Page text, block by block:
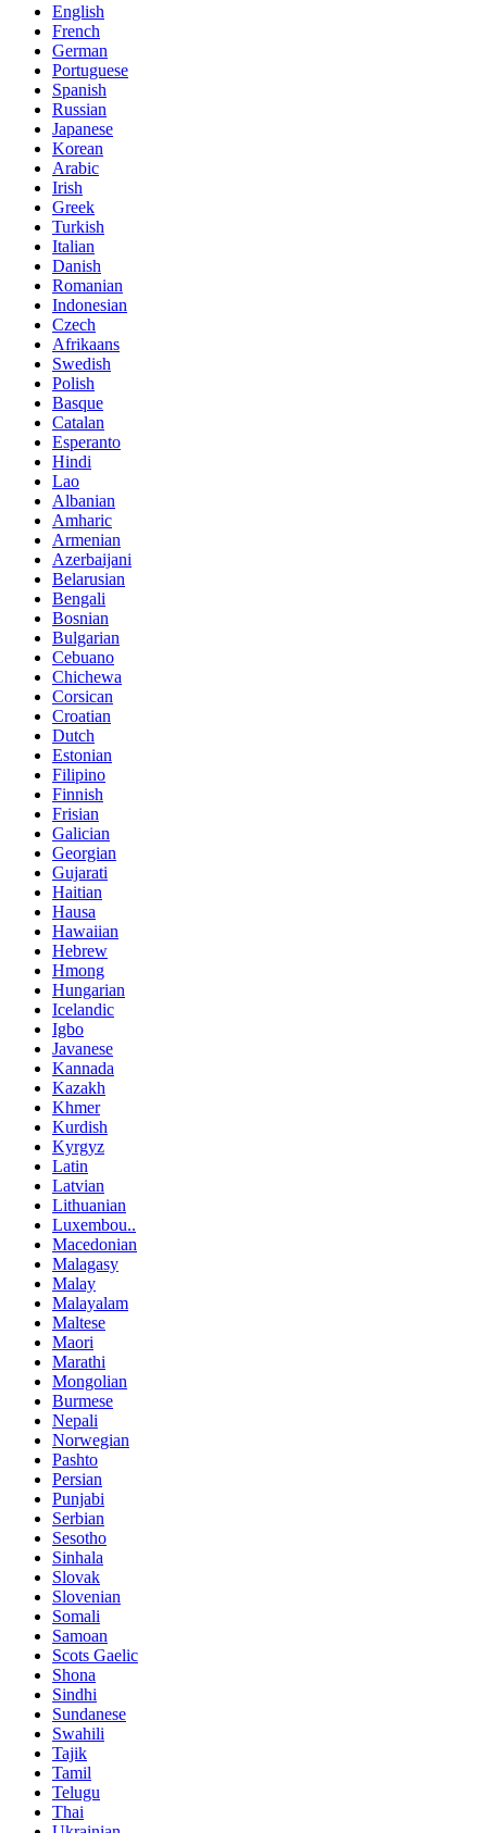
English
French
German
Portuguese
Spanish
Russian
Japanese
Korean
Arabic
Irish
Greek
Turkish
Italian
Danish
Romanian
Indonesian
Czech
Afrikaans
Swedish
Polish
Basque
Catalan
Esperanto
Hindi
Lao
Albanian
Amharic
Armenian
Azerbaijani
Belarusian
Bengali
Bosnian
Bulgarian
Cebuano
Chichewa
Corsican
Croatian
Dutch
Estonian
Filipino
Finnish
Frisian
Galician
Georgian
Gujarati
Haitian
Hausa
Hawaiian
Hebrew
Hmong
Hungarian
Icelandic
Igbo
Javanese
Kannada
Kazakh
Khmer
Kurdish
Kyrgyz
Latin
Latvian
Lithuanian
Luxembou..
Macedonian
Malagasy
Malay
Malayalam
Maltese
Maori
Marathi
Mongolian
Burmese
Nepali
Norwegian
Pashto
Persian
Punjabi
Serbian
Sesotho
Sinhala
Slovak
Slovenian
Somali
Samoan
Scots Gaelic
Shona
Sindhi
Sundanese
Swahili
Tajik
Tamil
Telugu
Thai